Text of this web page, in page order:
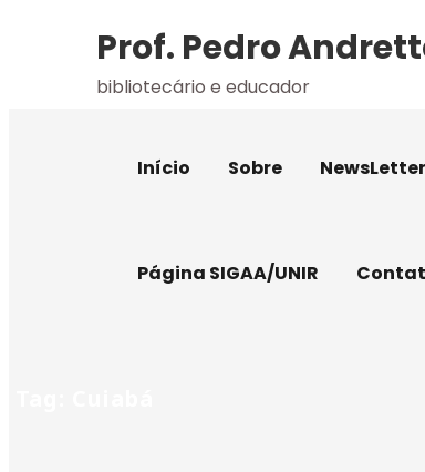
Prof. Pedro
bibliotecário e educador
Início Sobre
Página SIGAA/UNIR